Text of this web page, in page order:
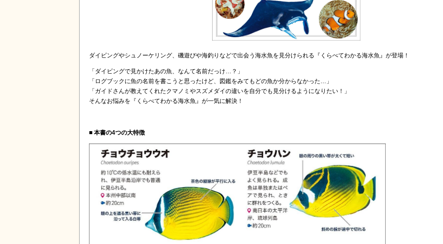
ダイビングやシュノーケリング、磯遊びや海釣りなどで出会う海水魚を見分けられる『くらべてわかる海水魚』が登場！
「ダイビングで見かけたあの魚、なんて名前だっけ…？」
「ログブックに魚の名前を書こうと思ったけど、図鑑をみてもどの魚か分からなかった…」
「ガイドさんが教えてくれたクマノミやスズメダイの違いを自分でも見分けるようになりたい！」
そんなお悩みを『くらべてわかる海水魚』が一気に解決！
■ 本書の4つの大特徴